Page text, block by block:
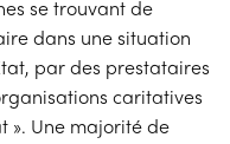
se trouvant de
dans une situation
par des prestataires
caritatives
». Une majorité de